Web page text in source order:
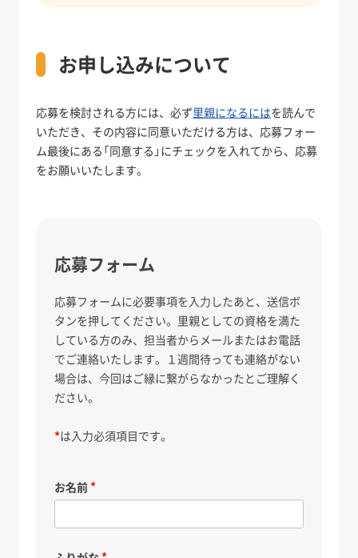
お申し込みについて
応募を検討される方には、必ず里親になるにはを読んで
いただき、その内容に同意いただける方は、応募フォー
ム最後にある「同意する」にチェックを入れてから、応募
をお願いいたします。
応募フォーム
応募フォームに必要事項を入力したあと、送信ボ
タンを押してください。里親としての資格を満た
している方のみ、担当者からメールまたはお電話
でご連絡いたします。１週間待っても連絡がない
場合は、今回はご縁に繋がらなかったとご理解く
ださい。
*は入力必須項目です。
お名前